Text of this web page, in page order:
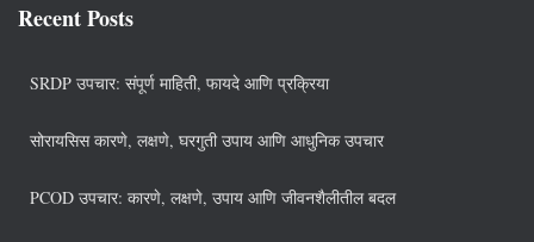
Recent Posts
SRDP उपचार: संपूर्ण माहिती, फायदे आणि प्रक्रिया
सोरायसिस कारणे, लक्षणे, घरगुती उपाय आणि आधुनिक उपचार
PCOD उपचार: कारणे, लक्षणे, उपाय आणि जीवनशैलीतील बदल